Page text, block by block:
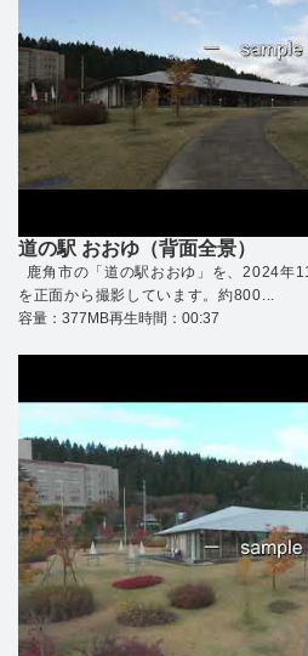
道の駅 おおゆ（背面全景）
（ダウンロードできます）
鹿角市の「道の駅おおゆ」を、2024年
を正面から撮影しています。約800...
容量：377MB再生時間：00:37